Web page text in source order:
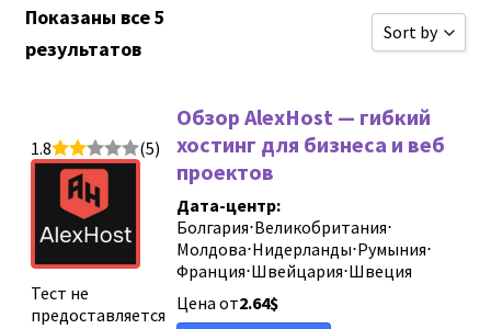
Показаны все 5
результатов
Sort by
1.8 (5)
Тест не
предоставляется
Обзор AlexHost — гибкий
хостинг для бизнеса и веб
проектов
Дата-центр:
Болгария⋅Великобритания⋅
Молдова⋅Нидерланды⋅Румыния⋅
Франция⋅Швейцария⋅Швеция
Цена от2.64$